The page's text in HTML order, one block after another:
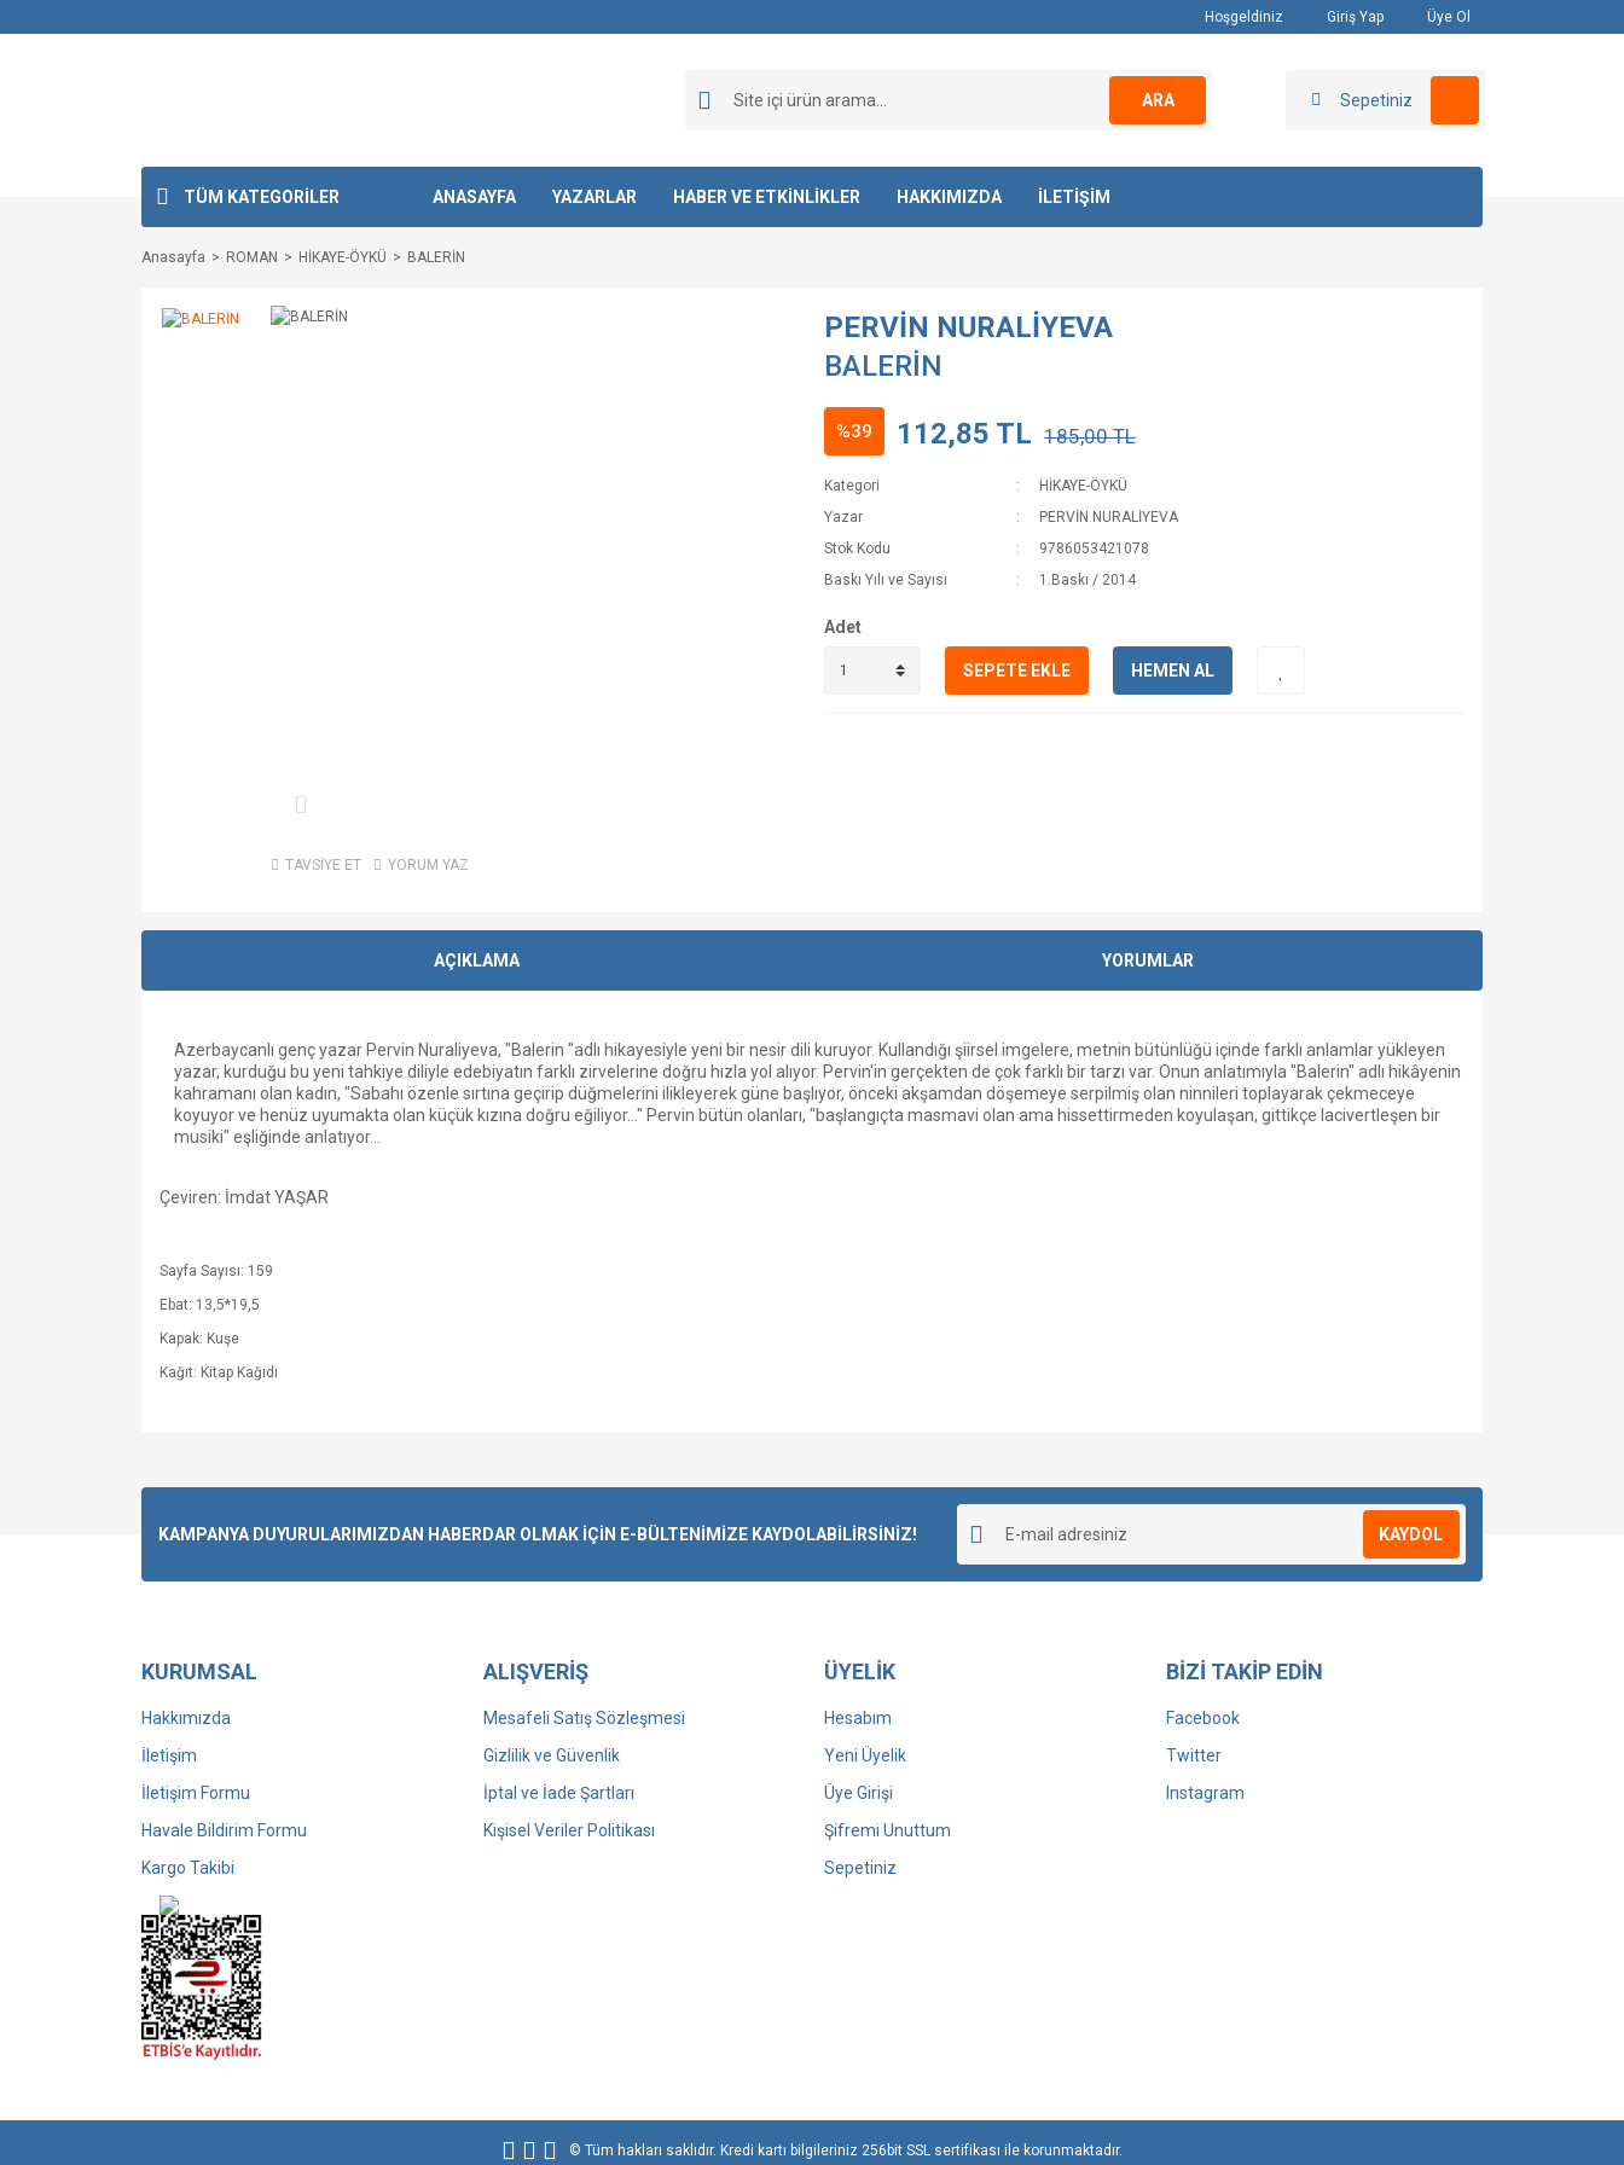
Hoşgeldiniz Giriş Yap Üye Ol
ARA Sepetiniz
TÜM KATEGORİLER ANASAYFA YAZARLAR HABER VE ETKİNLİKLER HAKKIMIZDA İLETİŞİM
Anasayfa ROMAN HİKAYE-ÖYKÜ BALERİN
TAVSİYE ET YORUM YAZ
PERVİN NURALİYEVA
BALERİN
%39 112,85 TL 185,00 TL
Kategori
HİKAYE-ÖYKÜ
Yazar
PERVİN NURALİYEVA
Stok Kodu
9786053421078
Baskı Yılı ve Sayısı
1.Baskı / 2014
Adet
SEPETE EKLE HEMEN AL
AÇIKLAMA YORUMLAR
Azerbaycanlı genç yazar Pervin Nuraliyeva, "Balerin "adlı hikayesiyle yeni bir nesir dili kuruyor. Kullandığı şiirsel imgelere, metnin bütünlüğü içinde farklı anlamlar yükleyen
yazar, kurduğu bu yeni tahkiye diliyle edebiyatın farklı zirvelerine doğru hızla yol alıyor. Pervin'in gerçekten de çok farklı bir tarzı var. Onun anlatımıyla "Balerin" adlı hikâyenin
kahramanı olan kadın, "Sabahı özenle sırtına geçirip düğmelerini ilikleyerek güne başlıyor, önceki akşamdan döşemeye serpilmiş olan ninnileri toplayarak çekmeceye
koyuyor ve henüz uyumakta olan küçük kızına doğru eğiliyor..." Pervin bütün olanları, "başlangıçta masmavi olan ama hissettirmeden koyulaşan, gittikçe lacivertleşen bir
musiki" eşliğinde anlatıyor...
Çeviren: İmdat YAŞAR
Sayfa Sayısı: 159
Ebat: 13,5*19,5
Kapak: Kuşe
Kağıt: Kitap Kağıdı
KAMPANYA DUYURULARIMIZDAN HABERDAR OLMAK İÇİN E-BÜLTENİMİZE KAYDOLABİLİRSİNİZ! KAYDOL
KURUMSAL
Hakkımızda
İletişim
İletişim Formu
Havale Bildirim Formu
Kargo Takibi
ALIŞVERİŞ
Mesafeli Satış Sözleşmesi
Gizlilik ve Güvenlik
İptal ve İade Şartları
Kişisel Veriler Politikası
ÜYELİK
Hesabım
Yeni Üyelik
Üye Girişi
Şifremi Unuttum
Sepetiniz
BİZİ TAKİP EDİN
Facebook
Twitter
Instagram
© Tüm hakları saklıdır. Kredi kartı bilgileriniz 256bit SSL sertifikası ile korunmaktadır.